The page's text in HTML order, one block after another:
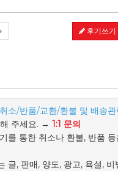
후기쓰기
소/반품/교환/환불 및 배송관
주세요. → 1:1 문의
를 통한 취소나 환불, 반품 등
글, 판매, 양도, 광고, 욕설, 비